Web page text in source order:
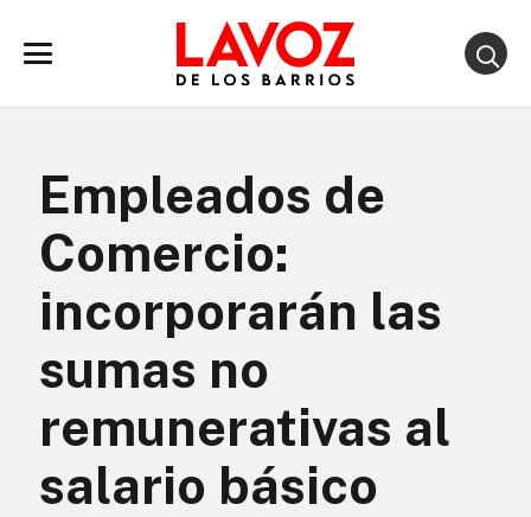
Empleados de
Comercio:
incorporarán las
sumas no
remunerativas al
salario básico